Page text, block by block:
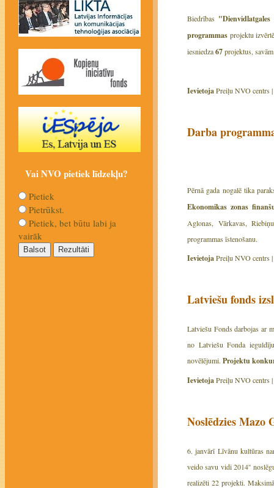
Biedrības
programmas projektu
iesniedza67projektus,
IevietojaPreiļu NVO centrs |
Darba
Pērnā gada nogalē tika
Ekonomikas zonas
Aglonas, Vārkavas,
programmas īstenošanu.
IevietojaPreiļu NVO centrs |
Latviešu fonds
Latviešu Fonds darbojas ar
no Latviešu Fonda
novēlējumi. Projektu
IevietojaPreiļu NVO centrs |
Noslēdzies Mazo
6. janvārī Līvānu kultūras
veido savu vidi 2014''
realizēti 22 projekti.
Vai NVO pietiek līdzekļu?
Pietiek
Pietrūkst.
Pietiek, bet būtu labi ja
vairāk